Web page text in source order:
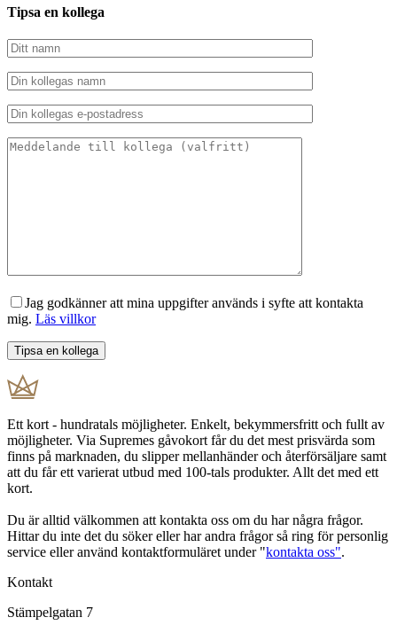
Tipsa en kollega
Jag godkänner att mina uppgifter används i syfte att kontakta
mig. Läs villkor
Ett kort - hundratals möjligheter. Enkelt, bekymmersfritt och fullt av
möjligheter. Via Supremes gåvokort får du det mest prisvärda som
finns på marknaden, du slipper mellanhänder och återförsäljare samt
att du får ett varierat utbud med 100-tals produkter. Allt det med ett
kort.
Du är alltid välkommen att kontakta oss om du har några frågor.
Hittar du inte det du söker eller har andra frågor så ring för personlig
service eller använd kontaktformuläret under "kontakta oss".
Kontakt
Stämpelgatan 7